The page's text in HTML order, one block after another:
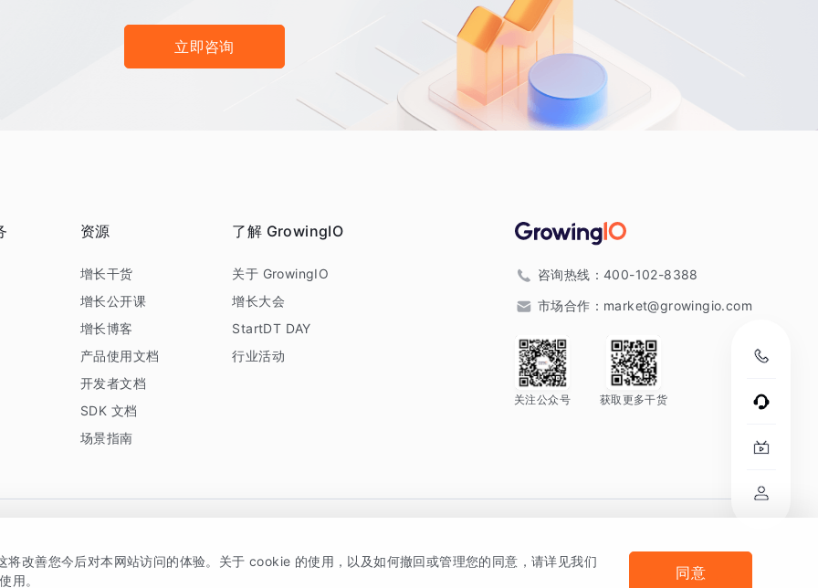
立即咨询
资源
增长干货
增长公开课
增长博客
产品使用文档
开发者文档
SDK 文档
场景指南
了解 GrowingIO
关于 GrowingIO
增长大会
StartDT DAY
行业活动
咨询热线： 400-102-8388
市场合作： market@growingio.com
关注公众号 获取更多干货
号 法律声明及隐私条款
改善您今后对本网站访问的体验。关于 cookie 的使用，以及如何撤回或管理您的同意，请详见我们
用。 同意